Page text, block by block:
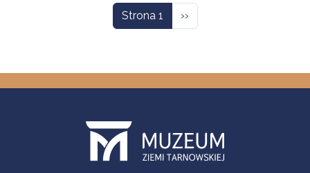
Strona 1 Następna strona
››